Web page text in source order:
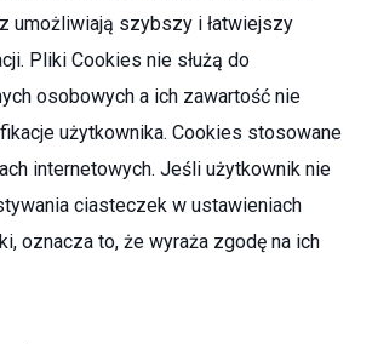
umożliwiają szybszy i łatwiejszy
Pliki Cookies nie służą do
osobowych a ich zawartość nie
użytkownika. Cookies stosowane
internetowych. Jeśli użytkownik nie
ciasteczek w ustawieniach
oznacza to, że wyraża zgodę na ich